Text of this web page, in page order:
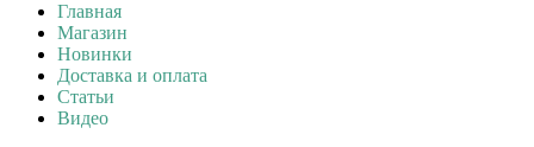
Главная
Магазин
Новинки
Доставка и оплата
Статьи
Видео